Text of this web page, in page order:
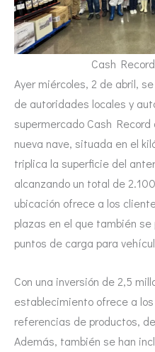
Cash
Ayer miércoles, 2 de abril,
de autoridades locales y
supermercado Cash
nueva nave, situada en el
triplica la superficie del
alcanzando un total de
ubicación ofrece a los
plazas en el que también
puntos de carga para
Con una inversión de 2,5
establecimiento ofrece a
referencias de productos,
Además, también se han